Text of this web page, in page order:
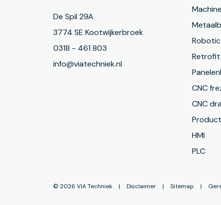
De Spil 29A
3774 SE Kootwijkerbroek
0318 - 461 803
info@viatechniek.nl
CNC
CNC
HMI
PLC
© 2026 VIA Techniek | Disclaimer | Sitemap |